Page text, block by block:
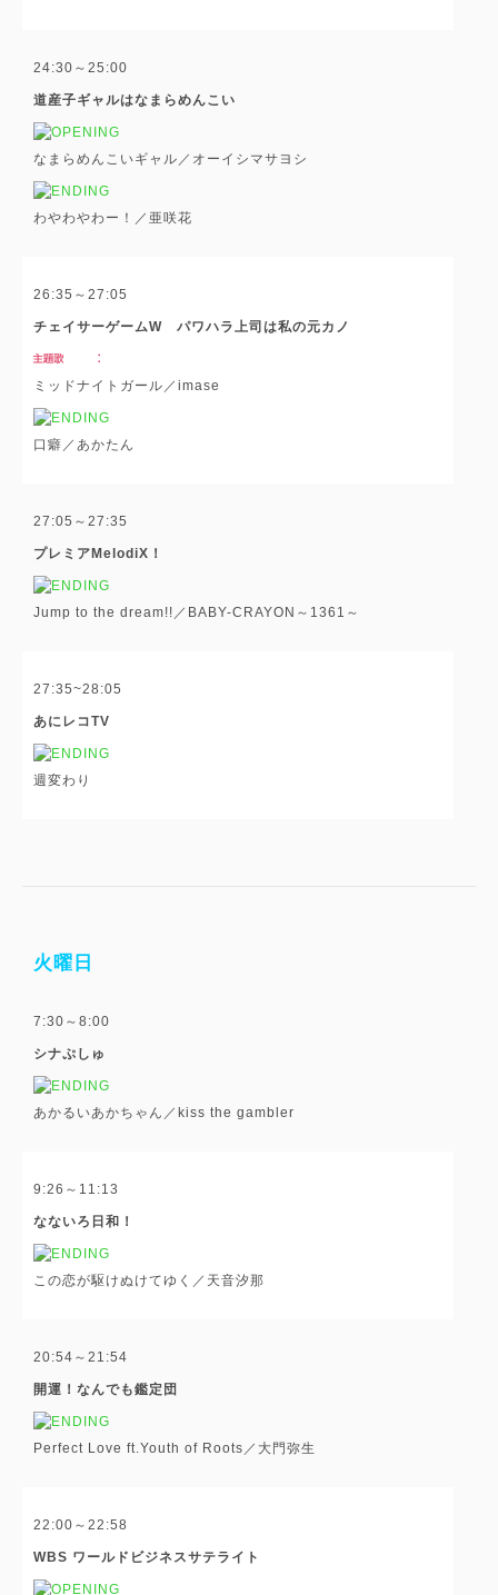
24:30～25:00
道産子ギャルはなまらめんこい
なまらめんこいギャル／オーイシマサヨシ
わやわやわー！／亜咲花
26:35～27:05
チェイサーゲームW パワハラ上司は私の元カノ
ミッドナイトガール／imase
口癖／あかたん
27:05～27:35
プレミアMelodiX！
Jump to the dream!!／BABY-CRAYON～1361～
27:35~28:05
あにレコTV
週変わり
火曜日
7:30～8:00
シナぷしゅ
あかるいあかちゃん／kiss the gambler
9:26～11:13
なないろ日和！
この恋が駆けぬけてゆく／天音汐那
20:54～21:54
開運！なんでも鑑定団
Perfect Love ft.Youth of Roots／大門弥生
22:00～22:58
WBS ワールドビジネスサテライト